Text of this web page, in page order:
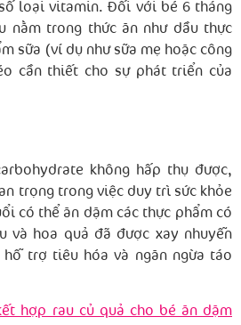
loại vitamin. Đối với bé 6 tháng
nằm trong thức ăn như dầu thực
sữa (ví dụ như sữa mẹ hoặc công
cần thiết cho sự phát triển của
không hấp thụ được,
trọng trong việc duy trì sức khỏe
có thể ăn dặm các thực phẩm có
và hoa quả đã được xay nhuyễn
trợ tiêu hóa và ngăn ngừa táo
hợp rau củ quả cho bé ăn dặm